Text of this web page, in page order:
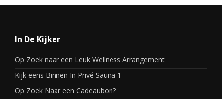
In De Kijker
Op Zoek naar een Leuk Wellness Arrangement
Kijk eens Binnen In Privé Sauna 1
Op Zoek Naar een Cadeaubon?